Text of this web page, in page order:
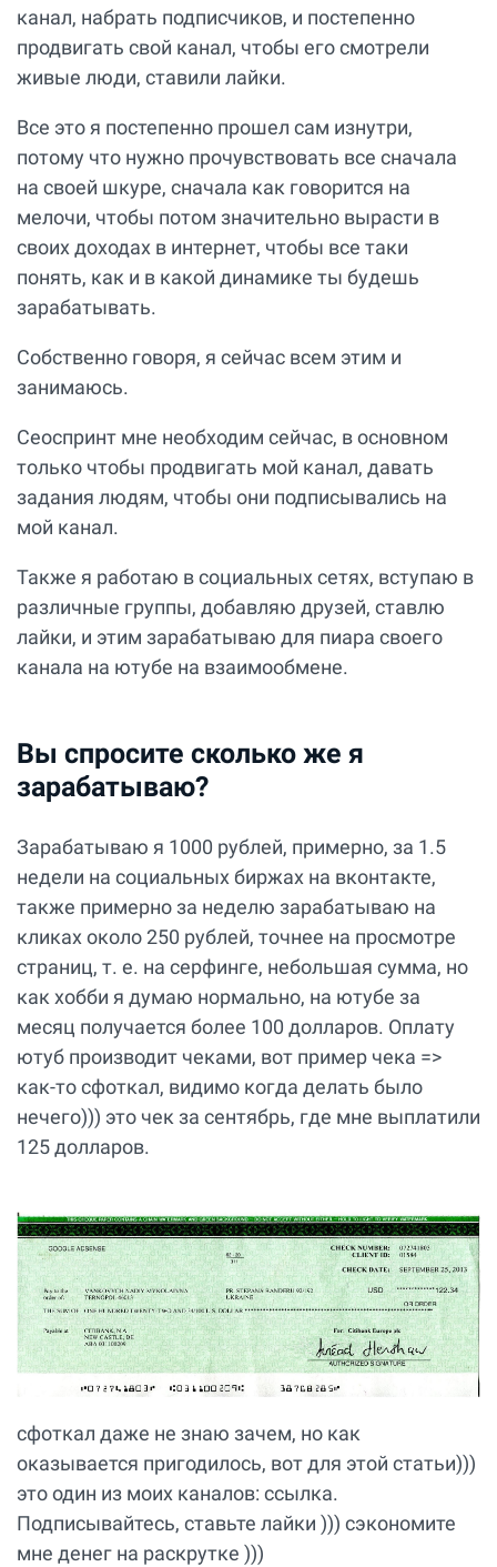
канал, набрать подписчиков, и постепенно
продвигать свой канал, чтобы его смотрели
живые люди, ставили лайки.
Все это я постепенно прошел сам изнутри,
потому что нужно прочувствовать все сначала
на своей шкуре, сначала как говорится на
мелочи, чтобы потом значительно вырасти в
своих доходах в интернет, чтобы все таки
понять, как и в какой динамике ты будешь
зарабатывать.
Собственно говоря, я сейчас всем этим и
занимаюсь.
Сеоспринт мне необходим сейчас, в основном
только чтобы продвигать мой канал, давать
задания людям, чтобы они подписывались на
мой канал.
Также я работаю в социальных сетях, вступаю в
различные группы, добавляю друзей, ставлю
лайки, и этим зарабатываю для пиара своего
канала на ютубе на взаимообмене.
Вы спросите сколько же я
зарабатываю?
Зарабатываю я 1000 рублей, примерно, за 1.5
недели на социальных биржах на вконтакте,
также примерно за неделю зарабатываю на
кликах около 250 рублей, точнее на просмотре
страниц, т. е. на серфинге, небольшая сумма, но
как хобби я думаю нормально, на ютубе за
месяц получается более 100 долларов. Оплату
ютуб производит чеками, вот пример чека =>
как-то сфоткал, видимо когда делать было
нечего))) это чек за сентябрь, где мне выплатили
125 долларов.
сфоткал даже не знаю зачем, но как
оказывается пригодилось, вот для этой статьи)))
это один из моих каналов: ссылка.
Подписывайтесь, ставьте лайки ))) сэкономите
мне денег на раскрутке )))